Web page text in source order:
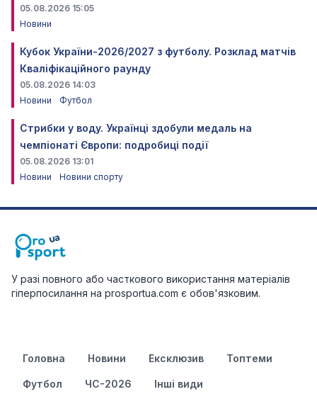
05.08.2026 15:05
Новини
Кубок України-2026/2027 з футболу. Розклад матчів
Кваліфікаційного раунду
05.08.2026 14:03
Новини
Футбол
Стрибки у воду. Українці здобули медаль на
чемпіонаті Європи: подробиці події
05.08.2026 13:01
Новини
Новини спорту
У разі повного або часткового використання матеріалів
гіперпосилання на prosportua.com є обов'язковим.
Головна Новини Ексклюзив Топтеми
Футбол ЧС-2026 Інші види